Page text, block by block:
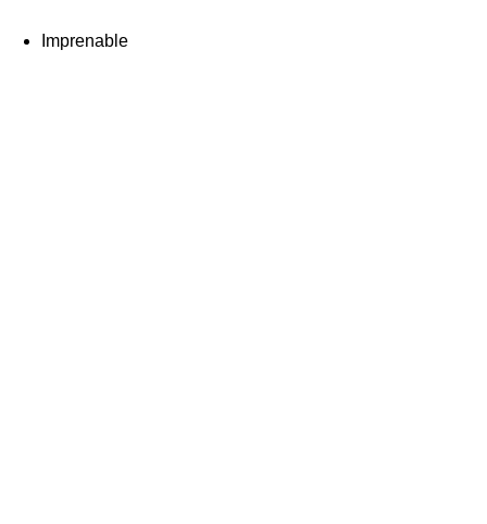
Imprenable